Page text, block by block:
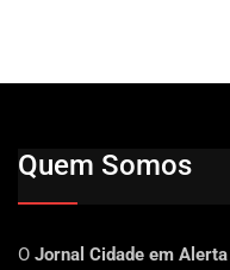
Quem Somos
O Jornal Cidade em Alerta